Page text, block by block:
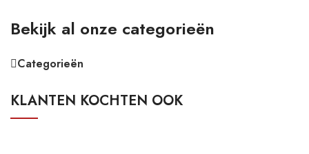
Bekijk al onze categorieën
Categorieën
KLANTEN KOCHTEN OOK